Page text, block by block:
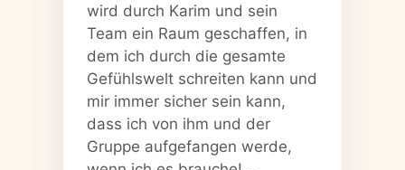
wird durch Karim und sein
Team ein Raum geschaffen, in
dem ich durch die gesamte
Gefühlswelt schreiten kann und
mir immer sicher sein kann,
dass ich von ihm und der
Gruppe aufgefangen werde,